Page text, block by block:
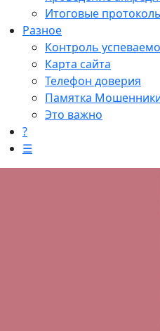
Итоговые
Разное
Контроль
Карта сайта
Телефон доверия
Памятка
Это важно
?
☰